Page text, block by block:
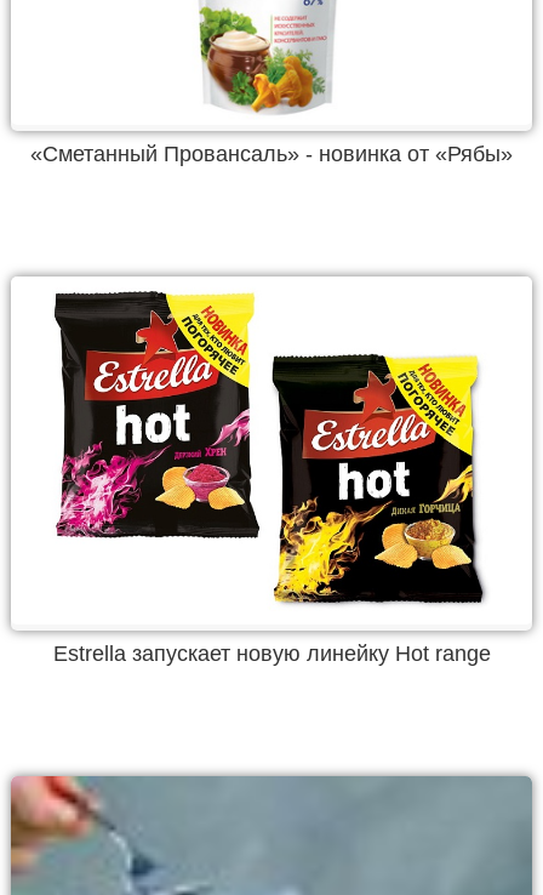
«Сметанный Провансаль» - новинка от «Рябы»
Estrella запускает новую линейку Hot range